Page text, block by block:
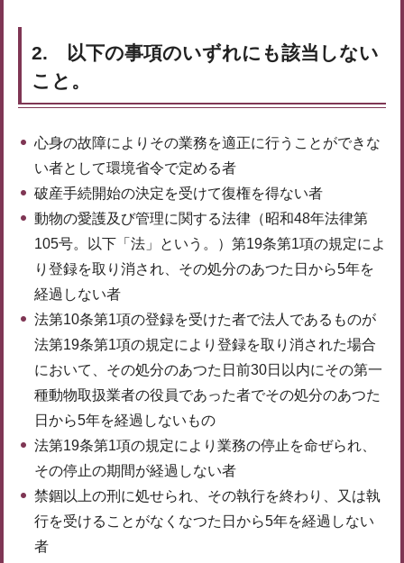
2. 以下の事項のいずれにも該当しない
こと。
心身の故障によりその業務を適正に行うことができな
い者として環境省令で定める者
破産手続開始の決定を受けて復権を得ない者
動物の愛護及び管理に関する法律（昭和48年法律第
105号。以下「法」という。）第19条第1項の規定によ
り登録を取り消され、その処分のあつた日から5年を
経過しない者
法第10条第1項の登録を受けた者で法人であるものが
法第19条第1項の規定により登録を取り消された場合
において、その処分のあつた日前30日以内にその第一
種動物取扱業者の役員であった者でその処分のあつた
日から5年を経過しないもの
法第19条第1項の規定により業務の停止を命ぜられ、
その停止の期間が経過しない者
禁錮以上の刑に処せられ、その執行を終わり、又は執
行を受けることがなくなつた日から5年を経過しない
者